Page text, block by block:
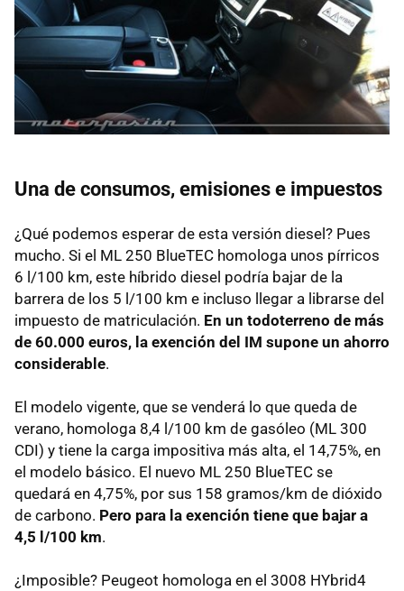
Una de consumos, emisiones e impuestos
¿Qué podemos esperar de esta versión diesel? Pues
mucho. Si el ML 250 BlueTEC homologa unos pírricos
6 l/100 km, este híbrido diesel podría bajar de la
barrera de los 5 l/100 km e incluso llegar a librarse del
impuesto de matriculación. En un todoterreno de más
de 60.000 euros, la exención del IM supone un ahorro
considerable.
El modelo vigente, que se venderá lo que queda de
verano, homologa 8,4 l/100 km de gasóleo (ML 300
CDI) y tiene la carga impositiva más alta, el 14,75%, en
el modelo básico. El nuevo ML 250 BlueTEC se
quedará en 4,75%, por sus 158 gramos/km de dióxido
de carbono. Pero para la exención tiene que bajar a
4,5 l/100 km.
¿Imposible? Peugeot homologa en el 3008 HYbrid4